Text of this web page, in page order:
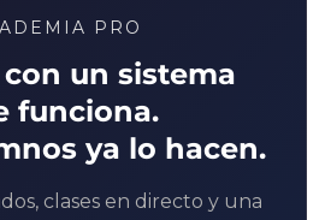
PRO
un sistema
funciona.
ya lo hacen.
clases en directo y una